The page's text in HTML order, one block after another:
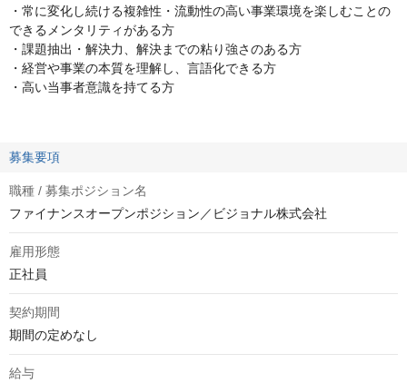
・常に変化し続ける複雑性・流動性の高い事業環境を楽しむことの
できるメンタリティがある方
・課題抽出・解決力、解決までの粘り強さのある方
・経営や事業の本質を理解し、言語化できる方
・高い当事者意識を持てる方
募集要項
職種 / 募集ポジション名
ファイナンスオープンポジション／ビジョナル株式会社
雇用形態
正社員
契約期間
期間の定めなし
給与